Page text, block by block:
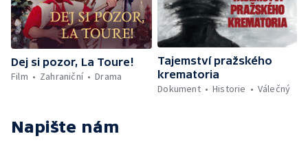
Dej si pozor, La Toure!
Film
Zahraniční Drama
Tajemství pražského
krematoria
Dokument
Historie Válečný
Napište nám